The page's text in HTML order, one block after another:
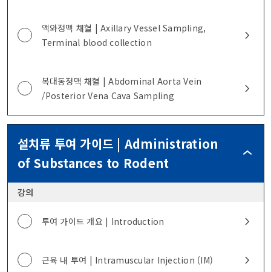
액와정맥 채혈 | Axillary Vessel Sampling,
Terminal blood collection
복대동정맥 채혈 | Abdominal Aorta Vein
/Posterior Vena Cava Sampling
설치류 투여 가이드 | Administration
of Substances to Rodent
설
류
강의
투여 가이드 개요 | Introduction
근육 내 투여 | Intramuscular Injection (IM)